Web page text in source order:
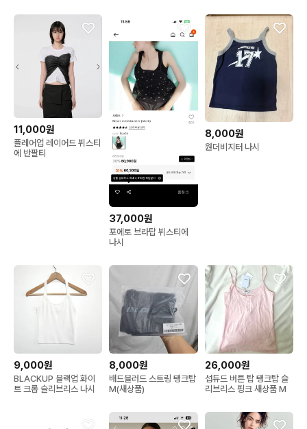
11,000원
플레어업 레이어드 뷔스티
에 반팔티
37,000원
포에토 브라탑 뷔스티에
나시
8,000원
원더비지터 나시
9,000원
BLACKUP 블랙업 화이
트 크롭 슬리브리스 나시
8,000원
배드블러드 스트링 탱크탑
M(새상품)
26,000원
섭듀드 버튼 탑 탱크탑 슬
리브리스 핑크 새상품 M